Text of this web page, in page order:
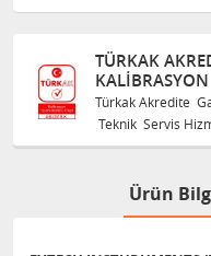
TÜRKAK
KALIBRASYON
Türkak Akredite
Teknik Servis
Ürün